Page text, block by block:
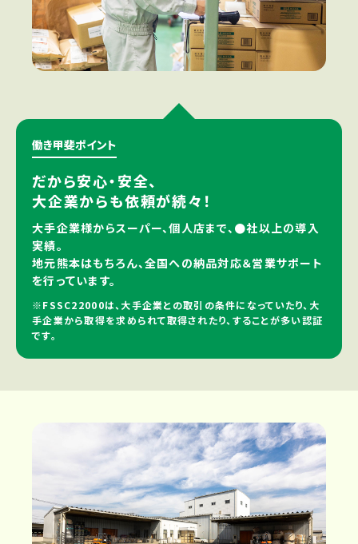
働き甲斐ポイント
だから安心・安全、
大企業からも依頼が続々！
大手企業様からスーパー、個人店まで、●社以上の導入
実績。
地元熊本はもちろん、全国への納品対応＆営業サポート
を行っています。
※FSSC22000は、大手企業との取引の条件になっていたり、大
手企業から取得を求められて取得されたり、することが多い認証
です。